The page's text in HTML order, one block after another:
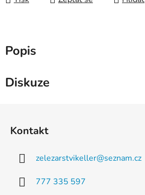
Popis
Diskuze
Kontakt
zelezarstvikeller@seznam.cz
777 335 597